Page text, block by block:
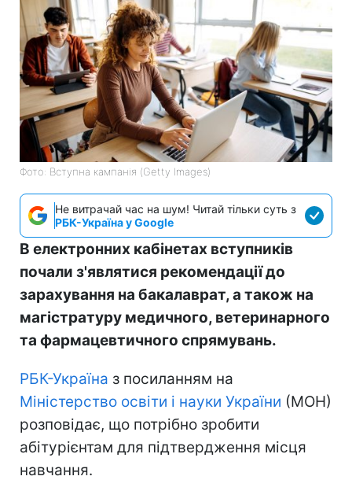
Фото: Вступна кампанія (Getty Images)
Не витрачай час на шум! Читай тільки суть з
РБК-Україна у Google
В електронних кабінетах вступників
почали з'являтися рекомендації до
зарахування на бакалаврат, а також на
магістратуру медичного, ветеринарного
та фармацевтичного спрямувань.
РБК-Україна з посиланням на
Міністерство освіти і науки України (МОН)
розповідає, що потрібно зробити
абітурієнтам для підтвердження місця
навчання.